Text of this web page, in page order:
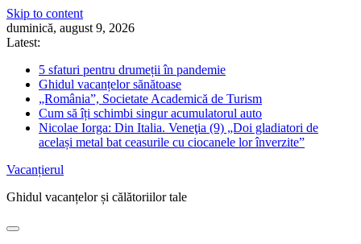
Skip to content
duminică, august 9, 2026
Latest:
5 sfaturi pentru drumeții în pandemie
Ghidul vacanțelor sănătoase
„România”, Societate Academică de Turism
Cum să îți schimbi singur acumulatorul auto
Nicolae Iorga: Din Italia. Veneţia (9) „Doi gladiatori de
același metal bat ceasurile cu ciocanele lor înverzite”
Vacanțierul
Ghidul vacanțelor și călătoriilor tale